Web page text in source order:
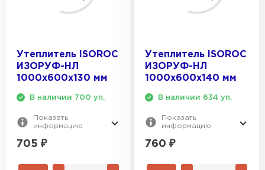
Утеплитель ISOROC
ИЗОРУФ-НЛ
1000х600х130 мм
В наличии 700 уп.
Показать
информацию
705 ₽
Утеплитель ISOROC
ИЗОРУФ-НЛ
1000х600х140 мм
В наличии 634 уп.
Показать
информацию
760 ₽